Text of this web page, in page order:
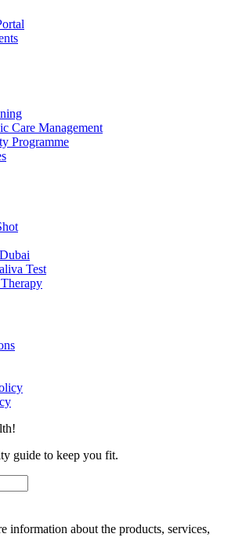
Care Management
Programme
Test
guide to keep you fit.
information about the products, services,